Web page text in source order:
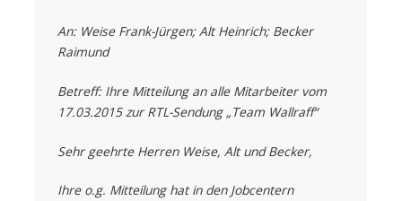
An: Weise Frank-Jürgen; Alt Heinrich; Becker
Raimund
Betreff: Ihre Mitteilung an alle Mitarbeiter vom
17.03.2015 zur RTL-Sendung „Team Wallraff“
Sehr geehrte Herren Weise, Alt und Becker,
Ihre o.g. Mitteilung hat in den Jobcentern